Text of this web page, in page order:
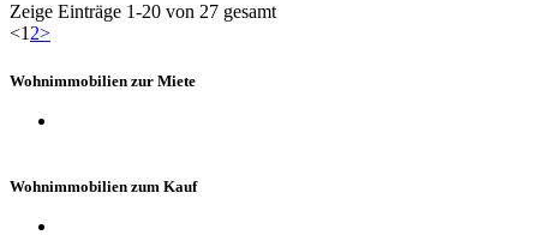
Zeige Einträge 1-20 von 27 gesamt
<1 2>
Wohnimmobilien zur Miete
Wohnimmobilien zum Kauf